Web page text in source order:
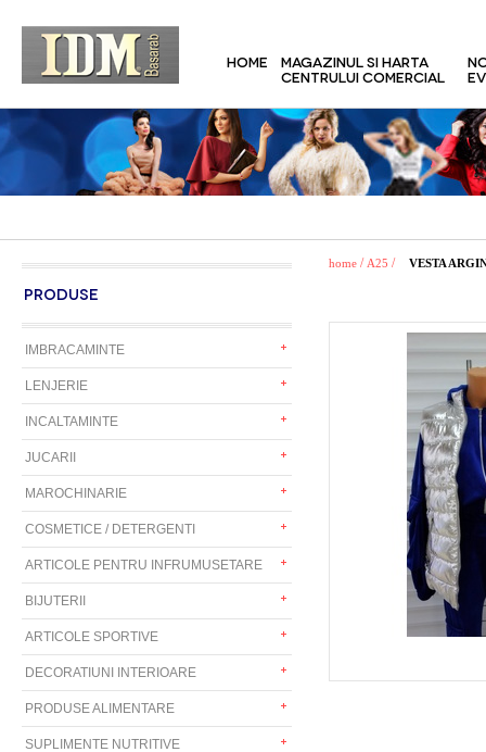
HOME
MAGAZINUL SI HARTA
CENTRULUI COMERCIAL
PRODUSE
IMBRACAMINTE
LENJERIE
INCALTAMINTE
JUCARII
MAROCHINARIE
COSMETICE / DETERGENTI
ARTICOLE PENTRU INFRUMUSETARE
BIJUTERII
ARTICOLE SPORTIVE
DECORATIUNI INTERIOARE
PRODUSE ALIMENTARE
SUPLIMENTE NUTRITIVE
home / A25 / VESTA